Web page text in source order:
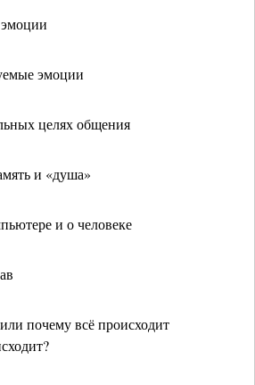
эмоции
целях общения
и «душа»
и о человеке
почему всё происходит